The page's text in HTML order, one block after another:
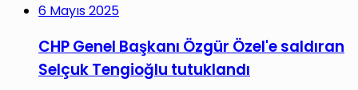
6 Mayıs 2025
CHP Genel Başkanı Özgür Özel'e saldıran
Selçuk Tengioğlu tutuklandı